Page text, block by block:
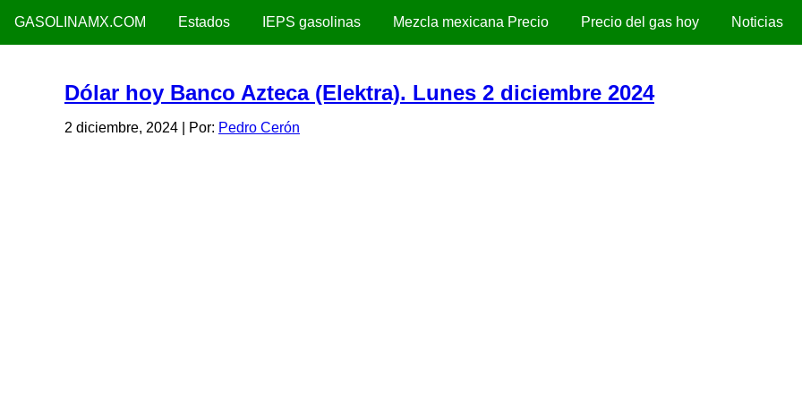
GASOLINAMX.COM Estados IEPS gasolinas Mezcla mexicana Precio Precio del gas hoy Noticias
Dólar hoy Banco Azteca (Elektra). Lunes 2 diciembre 2024
2 diciembre, 2024 | Por: Pedro Cerón